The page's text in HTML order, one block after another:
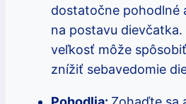
dostatočne pohodlné
na postavu dievčatka.
veľkosť môže
znížiť sebavedomie